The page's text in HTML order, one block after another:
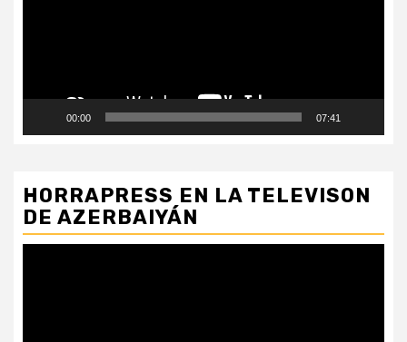
00:00 07:41
HORRAPRESS EN LA TELEVISON
DE AZERBAIYÁN